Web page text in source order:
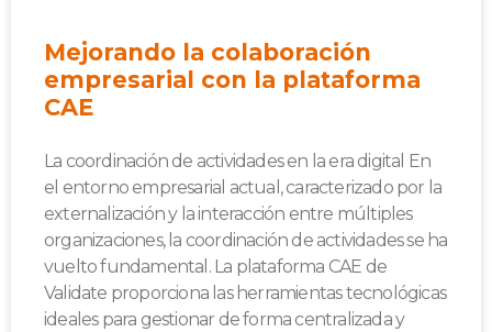
Mejorando la colaboración
empresarial con la plataforma
CAE
La coordinación de actividades en la era digital En
el entorno empresarial actual, caracterizado por la
externalización y la interacción entre múltiples
organizaciones, la coordinación de actividades se ha
vuelto fundamental. La plataforma CAE de
Validate proporciona las herramientas tecnológicas
ideales para gestionar de forma centralizada y